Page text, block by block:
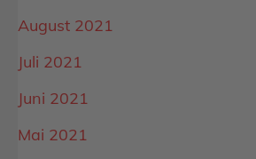
August 2021
Juli 2021
Juni 2021
Mai 2021